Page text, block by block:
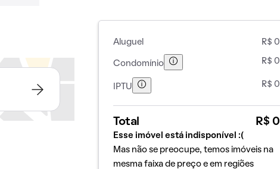
Aluguel R$ 0
Condomínio R$ 0
IPTU R$ 0
Total R$ 0
Esse imóvel está indisponível :(
Mas não se preocupe, temos imóveis na
mesma faixa de preço e em regiões